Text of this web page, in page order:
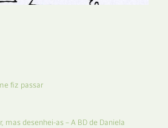
fiz passar
mas desenhei-as – A BD de Daniela